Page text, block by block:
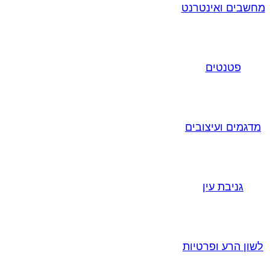
מחשבים ואינטרנט
פטנטים
מדגמים ועיצובים
גניבת עין
לשון הרע ופרטיות